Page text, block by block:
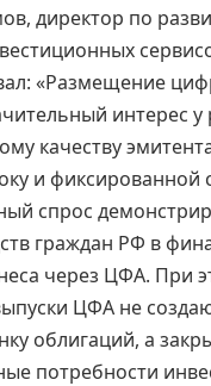
директор по
«Размещение
интерес у
качеству
и фиксированной
спрос
граждан РФ в
через ЦФА. При
ЦФА не
облигаций, а
потребности